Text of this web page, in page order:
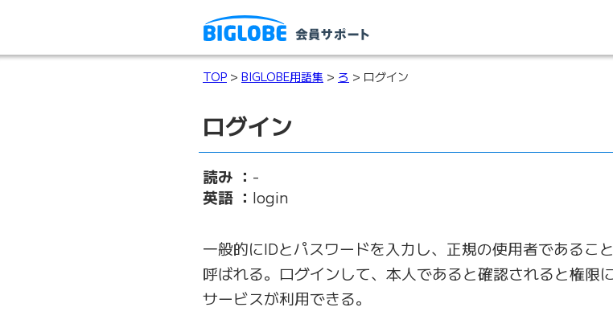
TOP > BIGLOBE用語集 > ろ > ログイン
ログイン
読み ： -
英語 ： login
一般的にIDとパスワードを入力し、正規の使用者であるこ
呼ばれる。ログインして、本人であると確認されると権限
サービスが利用できる。